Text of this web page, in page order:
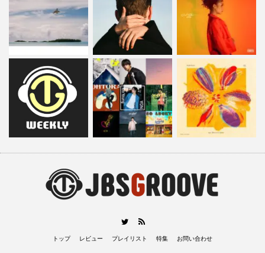
Twitter
トップ レビュー プレイリスト 特集 お問い合わせ